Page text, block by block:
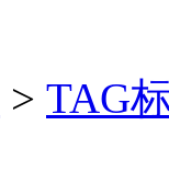
> TAG